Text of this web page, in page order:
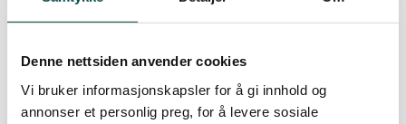
Denne nettsiden anvender cookies
Vi bruker informasjonskapsler for å gi innhold og
annonser et personlig preg, for å levere sosiale
Styremedlem: Torstein Fjeld